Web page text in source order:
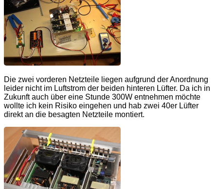
Die zwei vorderen Netzteile liegen aufgrund der Anordnung
leider nicht im Luftstrom der beiden hinteren Lüfter. Da ich in
Zukunft auch über eine Stunde 300W entnehmen möchte
wollte ich kein Risiko eingehen und hab zwei 40er Lüfter
direkt an die besagten Netzteile montiert.